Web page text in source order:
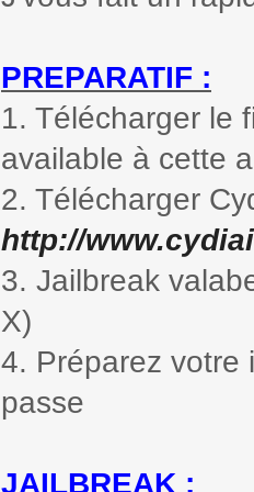
PREPARATIF :
1. Télécharger le
available à cette
2. Télécharger
http://
3. Jailbreak
X)
4. Préparez votre
passe
JAILBREAK :